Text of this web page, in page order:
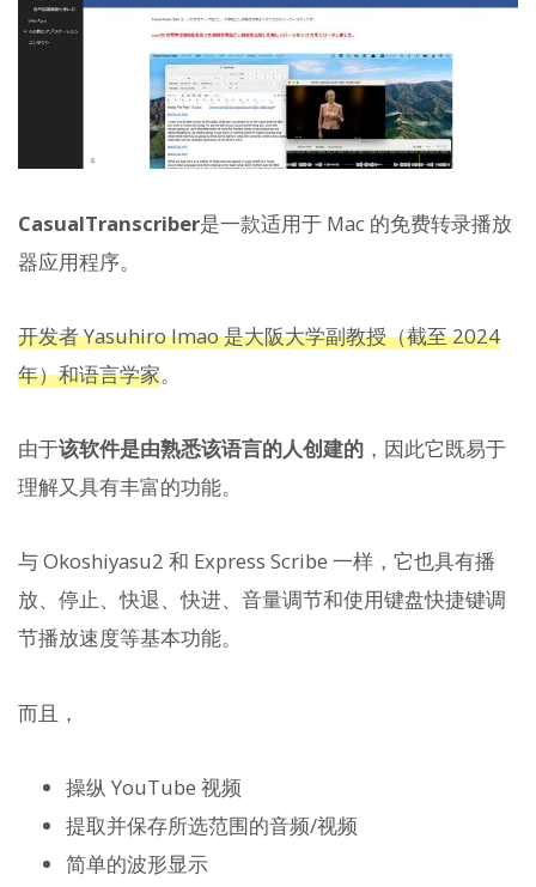
CasualTranscriber是一款适用于 Mac 的免费转录播放
器应用程序。
开发者 Yasuhiro Imao 是大阪大学副教授（截至 2024
年）和语言学家。
由于该软件是由熟悉该语言的人创建的 ，因此它既易于
理解又具有丰富的功能。
与 Okoshiyasu2 和 Express Scribe 一样，它也具有播
放、停止、快退、快进、音量调节和使用键盘快捷键调
节播放速度等基本功能。
而且，
操纵 YouTube 视频
提取并保存所选范围的音频/视频
简单的波形显示